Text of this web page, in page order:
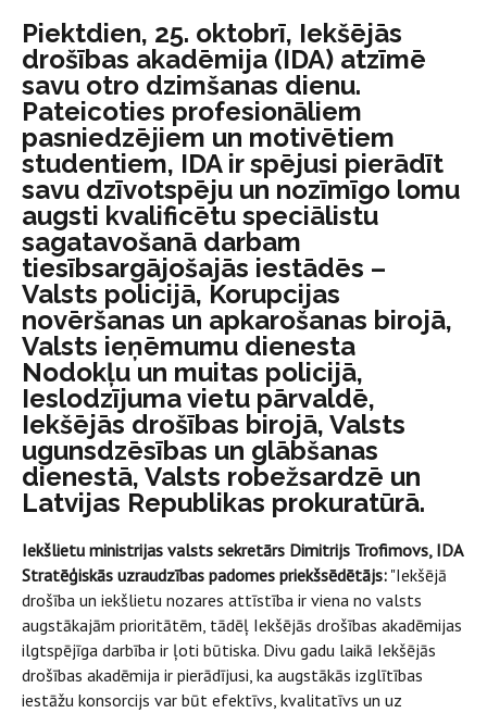
Piektdien, 25. oktobrī, Iekšējās
drošības akadēmija (IDA) atzīmē
savu otro dzimšanas dienu.
Pateicoties profesionāliem
pasniedzējiem un motivētiem
studentiem, IDA ir spējusi pierādīt
savu dzīvotspēju un nozīmīgo lomu
augsti kvalificētu speciālistu
sagatavošanā darbam
tiesībsargājošajās iestādēs –
Valsts policijā, Korupcijas
novēršanas un apkarošanas birojā,
Valsts ieņēmumu dienesta
Nodokļu un muitas policijā,
Ieslodzījuma vietu pārvaldē,
Iekšējās drošības birojā, Valsts
ugunsdzēsības un glābšanas
dienestā, Valsts robežsardzē un
Latvijas Republikas prokuratūrā.
Iekšlietu ministrijas valsts sekretārs Dimitrijs Trofimovs, IDA
Stratēģiskās uzraudzības padomes priekšsēdētājs: "Iekšējā
drošība un iekšlietu nozares attīstība ir viena no valsts
augstākajām prioritātēm, tādēļ Iekšējās drošības akadēmijas
ilgtspējīga darbība ir ļoti būtiska. Divu gadu laikā Iekšējās
drošības akadēmija ir pierādījusi, ka augstākās izglītības
iestāžu konsorcijs var būt efektīvs, kvalitatīvs un uz